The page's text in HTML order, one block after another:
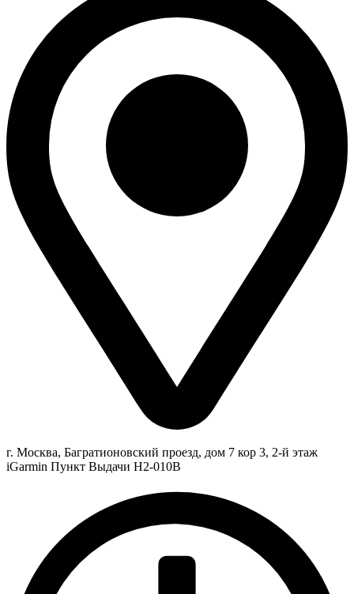
г. Москва, Багратионовский проезд, дом 7 кор 3, 2-й этаж
iGarmin Пункт Выдачи Н2-010В